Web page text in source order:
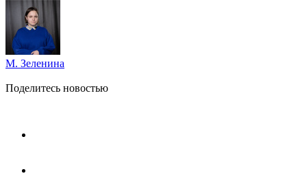
М. Зеленина
Поделитесь новостью